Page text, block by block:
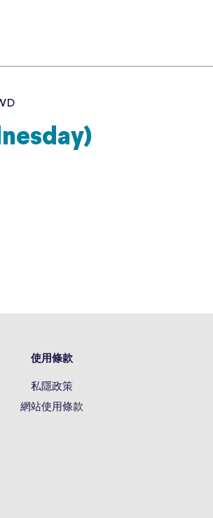
使用條款
私隱政策
網站使用條款